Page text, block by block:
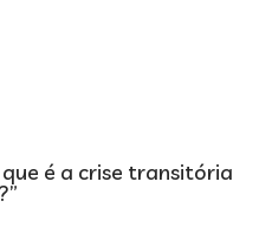
que é a crise transitória